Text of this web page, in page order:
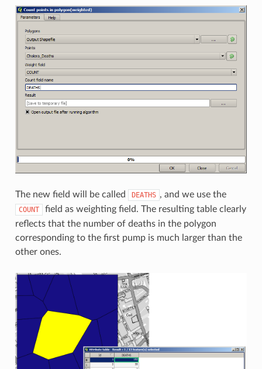
The new field will be called DEATHS , and we use the
COUNT
field as weighting field. The resulting table clearly
reflects that the number of deaths in the polygon
corresponding to the first pump is much larger than the
other ones.